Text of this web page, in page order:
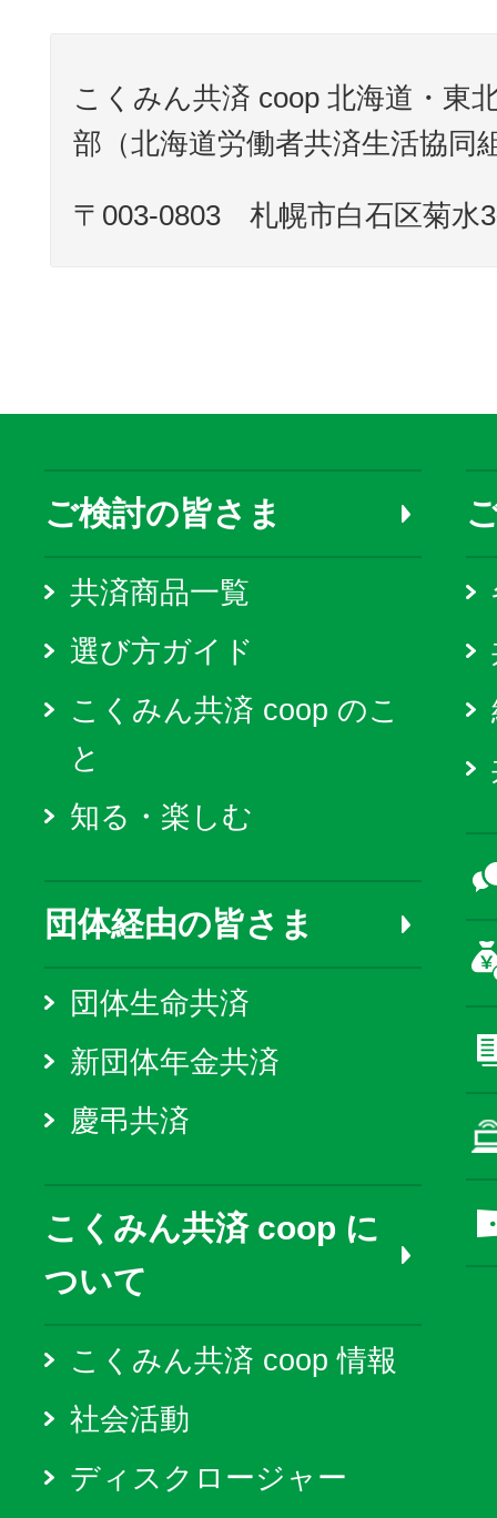
こくみん共済 coop 北海道・東
部（北海道労働者共済生活協同
〒003-0803 札幌市白石区菊水
ご検討の皆さま
共済商品一覧
選び方ガイド
こくみん共済 coop のこ
と
知る・楽しむ
団体経由の皆さま
団体生命共済
新団体年金共済
慶弔共済
こくみん共済 coop に
ついて
こくみん共済 coop 情報
社会活動
ディスクロージャー